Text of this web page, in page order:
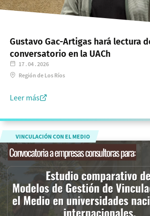
17 . 04 . 2026
Región de Los Ríos
Gustavo Gac-Artigas hará lectura
conversatorio en la UACh
Leer más
VINCULACIÓN CON EL MEDIO